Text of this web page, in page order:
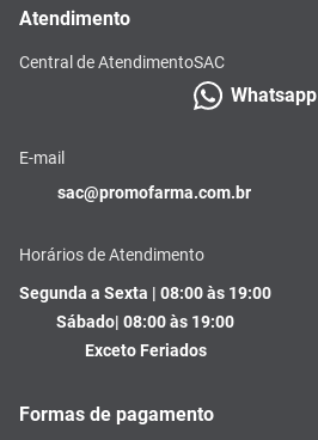
Atendimento
Central de AtendimentoSAC
Whatsapp
E-mail
sac@promofarma.com.br
Horários de Atendimento
Segunda a Sexta | 08:00 às 19:00
Sábado| 08:00 às 19:00
Exceto Feriados
Formas de pagamento